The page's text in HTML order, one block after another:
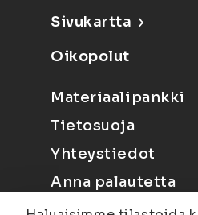
Sivukartta
Oikopolut
Materiaalipankki
Tietosuoja
Yhteystiedot
Anna palautetta